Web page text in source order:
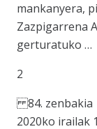
mankanyera,
Zazpigarrena
gerturatuko …
2
84. zenbakia
2020ko irailak